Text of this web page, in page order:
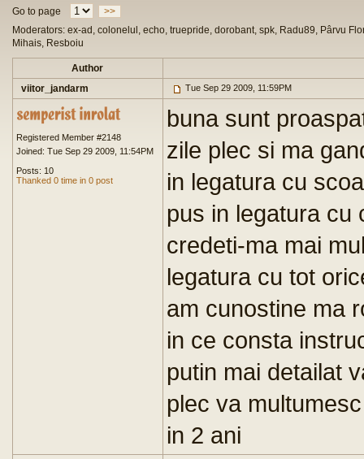
Go to page
>>
Moderators: ex-ad, colonelul, echo, truepride, dorobant, spk, Radu89, Pârvu
Mihais, Resboiu
Author
viitor_jandarm
Tue Sep 29 2009, 11:59PM
Registered Member #2148
Joined: Tue Sep 29 2009, 11:54PM
Posts: 10
Thanked 0 time in 0 post
buna sunt
zile plec si ma
in legatura cu
pus in legatura cu
credeti-ma mai
legatura cu tot
am cunostine ma
in ce consta
putin mai detailat
plec va
in 2 ani